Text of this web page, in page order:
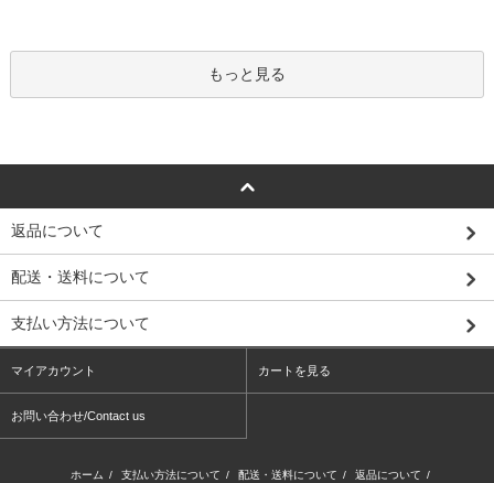
もっと見る
返品について
配送・送料について
支払い方法について
マイアカウント カートを見る
お問い合わせ/Contact us
ホーム / 支払い方法について / 配送・送料について / 返品について /